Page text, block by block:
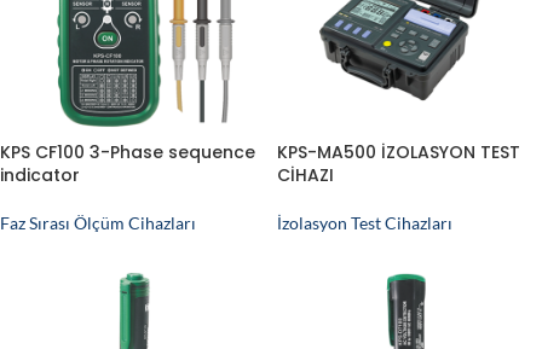
KPS CF100 3-Phase sequence
indicator
Faz Sırası Ölçüm Cihazları
KPS-MA500 İZOLASYON TEST
CİHAZI
İzolasyon Test Cihazları